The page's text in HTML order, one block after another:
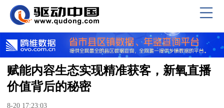
赋能内容生态实现精准获客，新氧直播
价值背后的秘密
8-20 17:23:03